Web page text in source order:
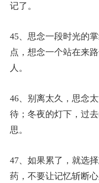
记了。
45、思念一段时光的
点，想念一个站在来
人。
46、别离太久，思念
待；冬夜的灯下，过
思。
47、如果累了，就选
药，不要让记忆斩断